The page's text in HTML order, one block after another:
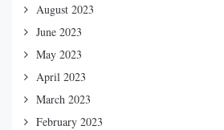
August 2023
June 2023
May 2023
April 2023
March 2023
February 2023